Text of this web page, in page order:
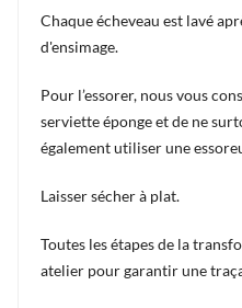
Chaque écheveau est lavé
d'ensimage.
Pour l’essorer, nous vous
serviette éponge et de ne
également utiliser une
Laisser sécher à plat.
Toutes les étapes de la
atelier pour garantir une